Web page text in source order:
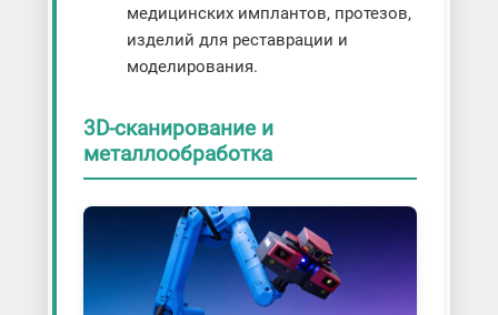
медицинских имплантов, протезов,
изделий для реставрации и
моделирования.
3D-сканирование и
металлообработка